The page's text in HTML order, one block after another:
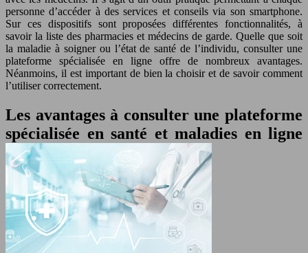
personne d’accéder à des services et conseils via son smartphone.
Sur ces dispositifs sont proposées différentes fonctionnalités, à
savoir la liste des pharmacies et médecins de garde. Quelle que soit
la maladie à soigner ou l’état de santé de l’individu, consulter une
plateforme spécialisée en ligne offre de nombreux avantages.
Néanmoins, il est important de bien la choisir et de savoir comment
l’utiliser correctement.
Les avantages à consulter une plateforme
spécialisée en santé et maladies en ligne